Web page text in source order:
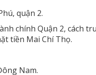
quận 2.
chính Quận 2, cách
tiền Mai Chí Thọ.
Nam.